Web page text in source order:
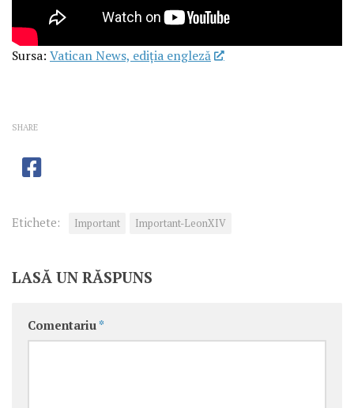
Sursa: Vatican News, ediția engleză
SHARE
Etichete: Important Important-LeonXIV
LASĂ UN RĂSPUNS
Comentariu *